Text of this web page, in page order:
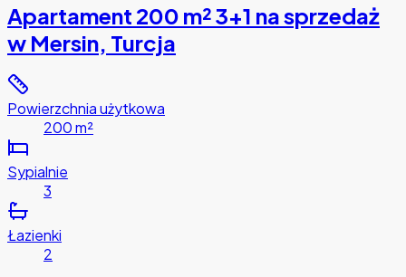
Apartament 200 m² 3+1 na sprzedaż
w Mersin, Turcja
Powierzchnia użytkowa
200 m²
Sypialnie
3
Łazienki
2